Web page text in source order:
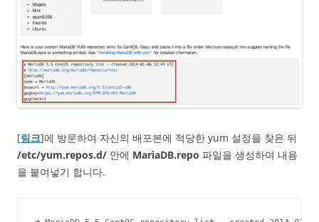
[링크]에 방문하여 자신의 배포본에 적당한 yum 설정을 찾은 뒤
/etc/yum.repos.d/ 안에 MariaDB.repo 파일을 생성하여 내용
을 붙여넣기 합니다.